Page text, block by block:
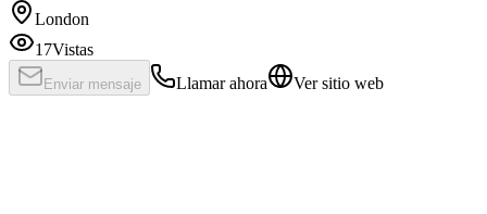
London
17Vistas
Enviar mensaje Llamar ahora Ver sitio web